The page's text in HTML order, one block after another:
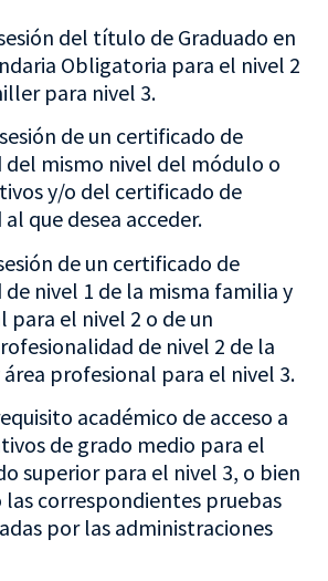
del título de Graduado en
Obligatoria para el nivel 2
para nivel 3.
de un certificado de
mismo nivel del módulo o
y/o del certificado de
que desea acceder.
de un certificado de
nivel 1 de la misma familia y
para el nivel 2 o de un
de nivel 2 de la
profesional para el nivel 3.
académico de acceso a
de grado medio para el
superior para el nivel 3, o bien
las correspondientes pruebas
por las administraciones